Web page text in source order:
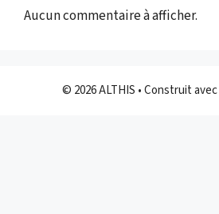
Aucun commentaire à afficher.
© 2026 ALTHIS • Construit avec